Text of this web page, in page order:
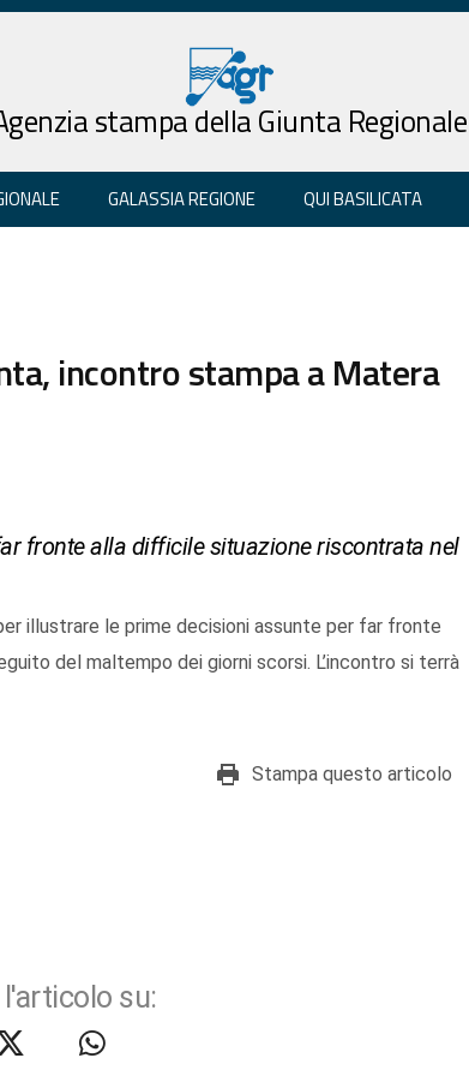
stampa della Giunta Regionale
GALASSIA REGIONE QUI BASILICATA
incontro stampa a Matera
fronte alla difficile situazione riscontrata nel
illustrare le prime decisioni assunte per far fronte
del maltempo dei giorni scorsi. L’incontro si terrà
Stampa questo articolo
su: